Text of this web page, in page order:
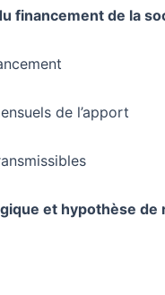
financement de la
de l’apport
et hypothèse de